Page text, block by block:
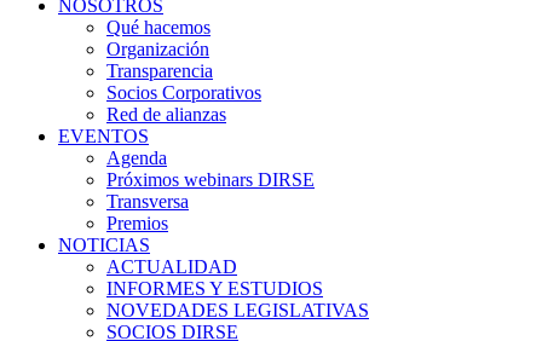
NOSOTROS
Qué hacemos
Organización
Transparencia
Socios Corporativos
Red de alianzas
EVENTOS
Agenda
Próximos webinars DIRSE
Transversa
Premios
NOTICIAS
ACTUALIDAD
INFORMES Y ESTUDIOS
NOVEDADES LEGISLATIVAS
SOCIOS DIRSE